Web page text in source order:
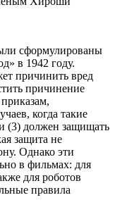
сформулированы
в 1942 году.
причинить вред
причинение
когда такие
(3) должен защищать
защита не
Однако эти
в фильмах: для
для роботов
правила